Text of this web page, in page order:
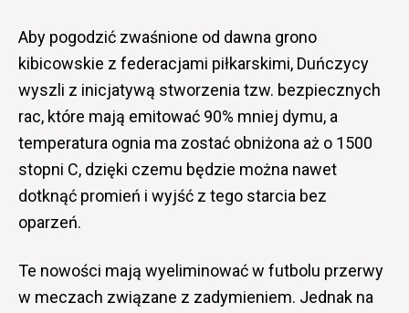
Aby pogodzić zwaśnione od dawna grono
kibicowskie z federacjami piłkarskimi, Duńczycy
wyszli z inicjatywą stworzenia tzw. bezpiecznych
rac, które mają emitować 90% mniej dymu, a
temperatura ognia ma zostać obniżona aż o 1500
stopni C, dzięki czemu będzie można nawet
dotknąć promień i wyjść z tego starcia bez
oparzeń.
Te nowości mają wyeliminować w futbolu przerwy
w meczach związane z zadymieniem. Jednak na